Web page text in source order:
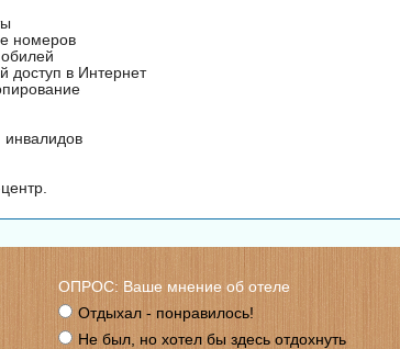
номеров
доступ в Интернет
инвалидов
ОПРОС: Ваше мнение об отеле
Отдыхал - понравилось!
Не был, но хотел бы здесь отдохнуть